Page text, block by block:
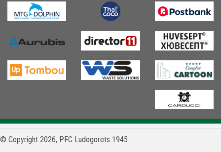
© Copyright 2026, PFC Ludogorets 1945